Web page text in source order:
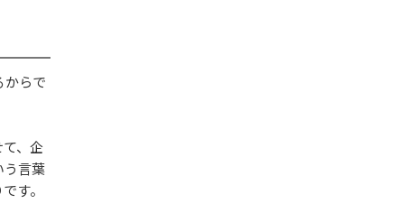
からで
、企
う言葉
す。